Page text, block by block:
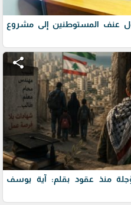
عنف المستوطنين إلى مشروع
share
منذ عقود بقلم: آية يوسف